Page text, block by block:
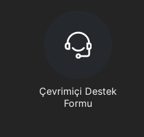
Çevrimiçi Destek
Formu